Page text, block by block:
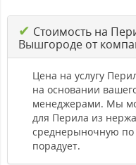
✔ Стоимость на
Вышгороде от
Цена на услугу
на основании
менеджерами. Мы
для Перила из
среднерыночную по
порадует.